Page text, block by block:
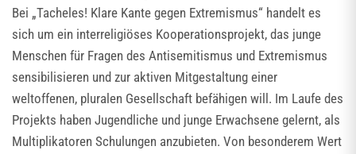
Bei „Tacheles! Klare Kante gegen Extremismus“ handelt es
sich um ein interreligiöses Kooperationsprojekt, das junge
Menschen für Fragen des Antisemitismus und Extremismus
sensibilisieren und zur aktiven Mitgestaltung einer
weltoffenen, pluralen Gesellschaft befähigen will. Im Laufe des
Projekts haben Jugendliche und junge Erwachsene gelernt, als
Multiplikatoren Schulungen anzubieten. Von besonderem Wert